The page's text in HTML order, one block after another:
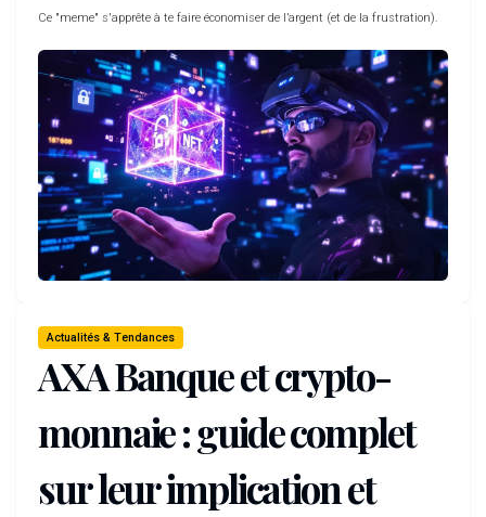
Ce "meme" s'apprête à te faire économiser de l’argent (et de la frustration).
Actualités & Tendances
AXA Banque et crypto-
monnaie : guide complet
sur leur implication et